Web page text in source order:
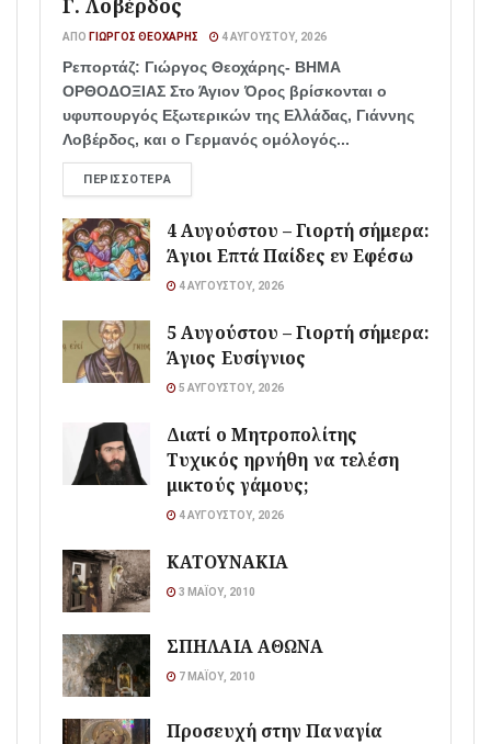
ΑΠΌ ΓΙΏΡΓΟΣ ΘΕΟΧΆΡΗΣ 4 ΑΥΓΟΎΣΤΟΥ, 2026
Ρεπορτάζ: Γιώργος Θεοχάρης- ΒΗΜΑ
ΟΡΘΟΔΟΞΙΑΣ Στο Άγιον Όρος βρίσκονται ο
υφυπουργός Εξωτερικών της Ελλάδας, Γιάννης
Λοβέρδος, και ο Γερμανός ομόλογός...
ΠΕΡΙΣΣΌΤΕΡΑ
4 Αυγούστου – Γιορτή σήμερα:
Άγιοι Επτά Παίδες εν Εφέσω
4 ΑΥΓΟΎΣΤΟΥ, 2026
5 Αυγούστου – Γιορτή σήμερα:
Άγιος Ευσίγνιος
5 ΑΥΓΟΎΣΤΟΥ, 2026
Διατί ο Μητροπολίτης
Τυχικός ηρνήθη να τελέση
μικτούς γάμους;
4 ΑΥΓΟΎΣΤΟΥ, 2026
ΚΑΤΟΥΝΑΚΙΑ
3 ΜΑΪ́ΟΥ, 2010
ΣΠΗΛΑΙΑ ΑΘΩΝΑ
7 ΜΑΪ́ΟΥ, 2010
Προσευχή στην Παναγία